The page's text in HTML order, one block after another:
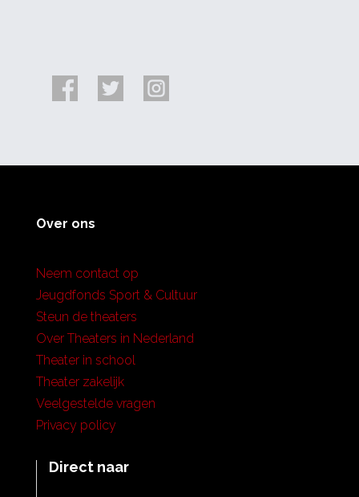
Over ons
Neem contact op
Jeugdfonds Sport & Cultuur
Steun de theaters
Over Theaters in Nederland
Theater in school
Theater zakelijk
Veelgestelde vragen
Privacy policy
Direct naar